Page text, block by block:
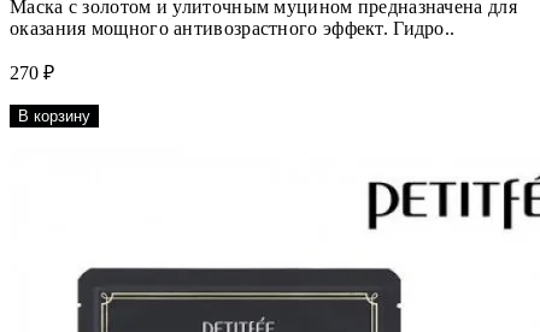
Маска с золотом и улиточным муцином предназначена для
оказания мощного антивозрастного эффект. Гидро..
270 ₽
В корзину